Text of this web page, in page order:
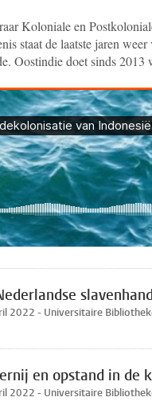
Koloniale en
staat de laatste jaren
Oostindie doet sinds
2022 - Universitaire
en opstand in de
2022 - Universitaire